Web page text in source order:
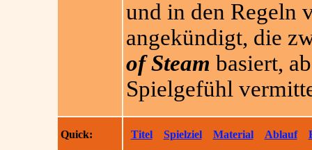
und in den Regeln
angekündigt, die
of Steam basiert,
Spielgefühl
Quick: Titel Spielziel Material Ablauf